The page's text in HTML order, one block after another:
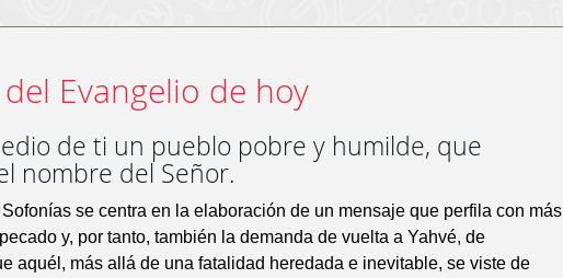
Evangelio de hoy
de ti un pueblo pobre y humilde, que
nombre del Señor.
se centra en la elaboración de un mensaje que perfila con más
y, por tanto, también la demanda de vuelta a Yahvé, de
aquél, más allá de una fatalidad heredada e inevitable, se viste de